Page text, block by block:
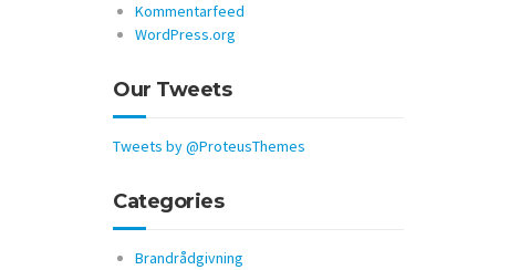
Kommentarfeed
WordPress.org
Our Tweets
Tweets by @ProteusThemes
Categories
Brandrådgivning